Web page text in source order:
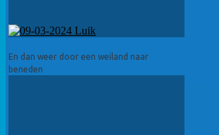
En dan weer door een weiland naar
beneden